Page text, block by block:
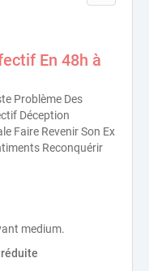
En 48h à
Problème Des
Déception
Faire Revenir Son Ex
Reconquérir
medium.